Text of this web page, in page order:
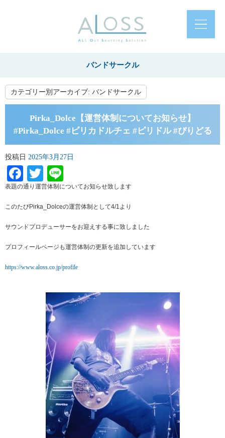
バンドサークル
カテゴリー別アーカイブ: バンドサークル
Pirka_Dolce【運営体制についてお知らせ】
#Pirka_Dolce #ピリカドルチェ #ピリドル #ぴりどる
投稿日 2025年3月27日
Facebook
Twitter
表題の通り運営体制についてお知らせ致します
このたびPirka_Dolceの運営体制として4/1より
サウンドプロデューサーをお迎えする事に致しました
プロフィールページも運営体制の更新を追加しています
https://www.aloss.co.jp/profile